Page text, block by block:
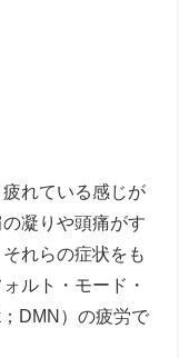
れている感じが
凝りや頭痛がす
れらの症状をも
ルト・モード・
DMN）の疲労で